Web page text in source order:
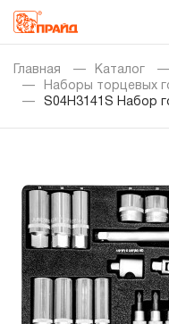
Каталог
Золотая
Распродажа
Уцененный товар
О нас
Главная Каталог
Наборы торцевых
S04H3141S Набор